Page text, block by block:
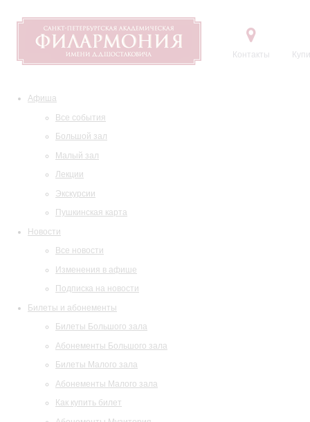
Контакты
Афиша
Все события
Большой зал
Малый зал
Лекции
Экскурсии
Пушкинская карта
Новости
Все новости
Изменения в афише
Подписка на новости
Билеты и абонементы
Билеты Большого зала
Абонементы Большого зала
Билеты Малого зала
Абонементы Малого зала
Как купить билет